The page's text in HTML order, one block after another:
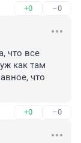
+0 –0
что все
как там
что
+0 –0